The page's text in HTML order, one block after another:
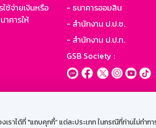
ได้ที่ "แถบคุกกี้” แต่ละประเภท ในกรณีที่ท่านไม่ทำกา
ช้จ่ายเงินหรือ
คารให้
- ธนาคารออมสิน
- สำนักงาน ป.ป.ช.
- สำนักงาน ป.ป.ท.
GSB Society :